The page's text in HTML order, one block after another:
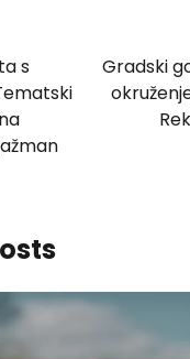
s
Gradski